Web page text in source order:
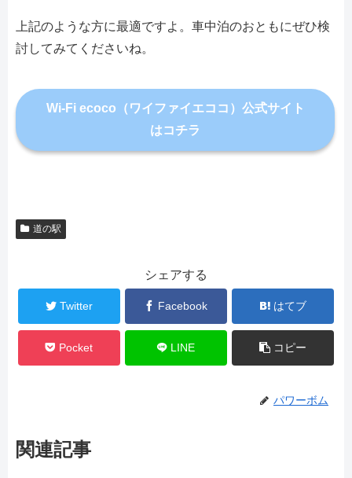
上記のような方に最適ですよ。車中泊のおともにぜひ検
討してみてくださいね。
Wi-Fi ecoco（ワイファイエココ）公式サイト
はコチラ
道の駅
シェアする
Twitter Facebook はてブ
Pocket LINE コピー
パワーボム
関連記事